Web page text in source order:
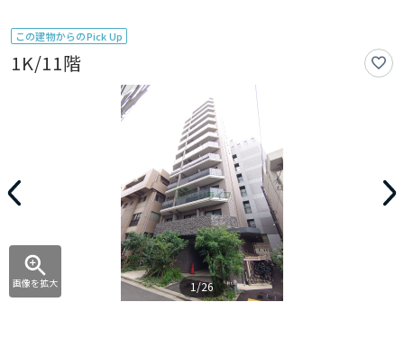
この建物からのPick Up
1K/11階
画像を拡大 1/26